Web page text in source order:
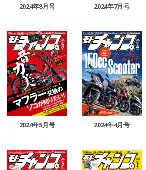
2024年8月号 2024年7月号
2024年5月号 2024年4月号